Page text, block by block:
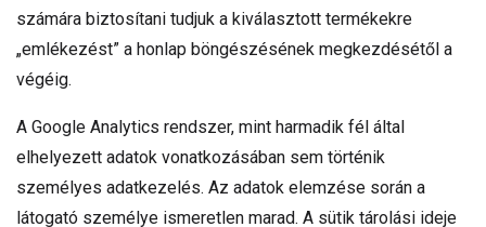
számára biztosítani tudjuk a kiválasztott termékekre
„emlékezést” a honlap böngészésének megkezdésétől a
végéig.
A Google Analytics rendszer, mint harmadik fél által
elhelyezett adatok vonatkozásában sem történik
személyes adatkezelés. Az adatok elemzése során a
látogató személye ismeretlen marad. A sütik tárolási ideje